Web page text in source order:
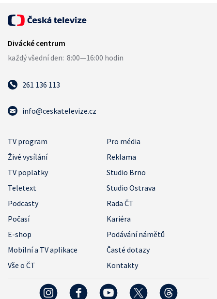
261 136 113
info@ceskatelevize.cz
TV program
Pro média
Živé vysílání
Reklama
TV poplatky
Studio Brno
Teletext
Studio Ostrava
Podcasty
Rada ČT
Počasí
Kariéra
E-shop
Podávání námětů
Mobilní a TV aplikace
Časté dotazy
Vše o ČT
Kontakty